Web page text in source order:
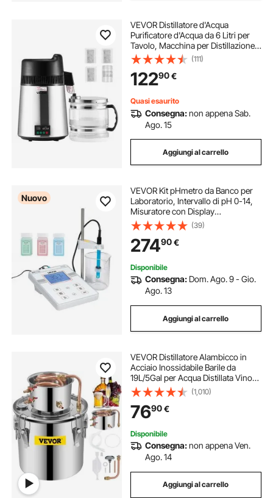
VEVOR Distillatore d'Acqua
Purificatore d'Acqua da 6 Litri per
Tavolo, Macchina per Distillazione
da 900 W in Acciaio Inox per
Purificazione, Distillatore da Casa
Cucina
(111)
12290€
Quasi esaurito
Consegna:non appena Sab.
Ago. 15
Aggiungi al carrello
Nuovo
VEVOR Kit pHmetro da Banco per
Laboratorio, Intervallo di pH 0-14,
Misuratore con Display
Retroilluminato, Soluzioni di
Calibrazione, Adattatore di
Alimentazione, per Test
Temperatura e Qualità Acqua
(39)
27490€
Disponibile
Consegna: Dom. Ago. 9 - Gio.
Ago. 13
Aggiungi al carrello
VEVOR Distillatore Alambicco in
Acciaio Inossidabile Barile da
19L/5Gal per Acqua Distillata Vino
Liquore Grappa Whisky Vodka Uso
Domestico, Alambicco per
Distillazione in Acciaio Inox 19L per
Alcol
(1,010)
7690€
Disponibile
Consegna:non appena Ven.
Ago. 14
Aggiungi al carrello